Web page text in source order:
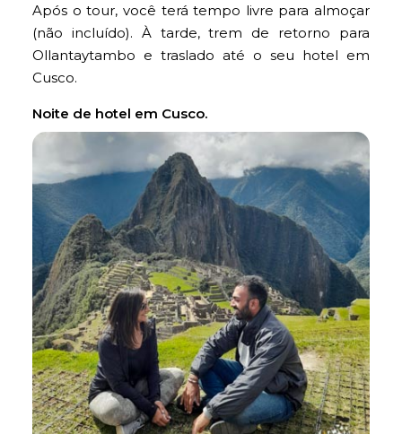
Após o tour, você terá tempo livre para almoçar
(não incluído). À tarde, trem de retorno para
Ollantaytambo e traslado até o seu hotel em
Cusco.
Noite de hotel em Cusco.